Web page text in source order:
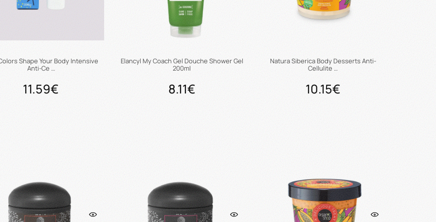
Shape Your Body Intensive
Anti-Ce …
11.59€
Elancyl My Coach Gel Douche Shower Gel
200ml
8.11€
Natura Siberica Body Desserts Anti-
Cellulite …
10.15€
Προσθήκη στο καλάθι